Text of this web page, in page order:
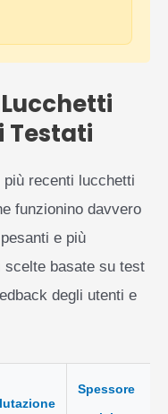
Lucchetti
Testati
recenti lucchetti
funzionino davvero
e più
basate su test
degli utenti e
Spessore